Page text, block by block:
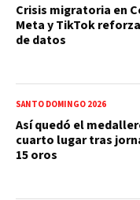
Crisis migratoria en
Meta y TikTok
de datos
SANTO DOMINGO 2026
Así quedó el
cuarto lugar tras
15 oros